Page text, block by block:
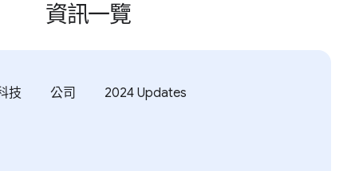
資訊一覽
技 公司 2024 Updates